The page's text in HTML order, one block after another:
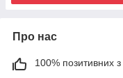
Про нас
100% позитивних з